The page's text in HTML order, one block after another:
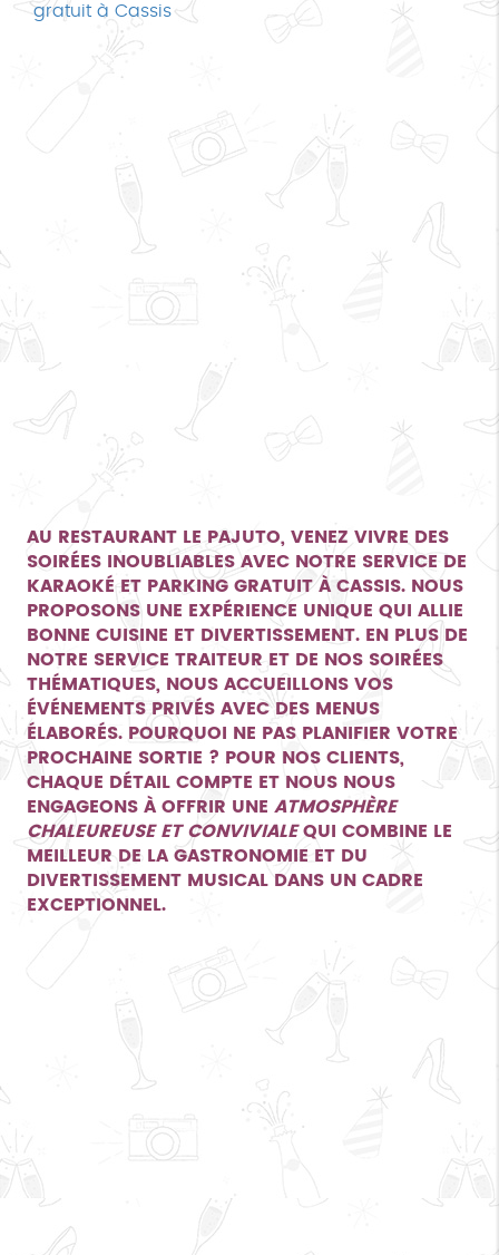
gratuit à Cassis
AU RESTAURANT LE PAJUTO, VENEZ VIVRE DES
SOIRÉES INOUBLIABLES AVEC NOTRE SERVICE DE
KARAOKÉ ET PARKING GRATUIT À CASSIS. NOUS
PROPOSONS UNE EXPÉRIENCE UNIQUE QUI ALLIE
BONNE CUISINE ET DIVERTISSEMENT. EN PLUS DE
NOTRE SERVICE TRAITEUR ET DE NOS SOIRÉES
THÉMATIQUES, NOUS ACCUEILLONS VOS
ÉVÉNEMENTS PRIVÉS AVEC DES MENUS
ÉLABORÉS. POURQUOI NE PAS PLANIFIER VOTRE
PROCHAINE SORTIE ? POUR NOS CLIENTS,
CHAQUE DÉTAIL COMPTE ET NOUS NOUS
ENGAGEONS À OFFRIR UNE ATMOSPHÈRE
CHALEUREUSE ET CONVIVIALEQUI COMBINE LE
MEILLEUR DE LA GASTRONOMIE ET DU
DIVERTISSEMENT MUSICAL DANS UN CADRE
EXCEPTIONNEL.